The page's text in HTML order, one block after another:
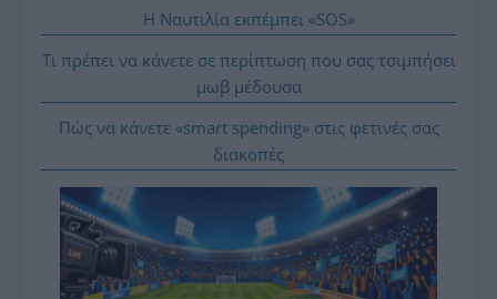
Η Ναυτιλία εκπέμπει «SOS»
Τι πρέπει να κάνετε σε περίπτωση που σας τσιμπήσει
μωβ μέδουσα
Πώς να κάνετε «smart spending» στις φετινές σας
διακοπές